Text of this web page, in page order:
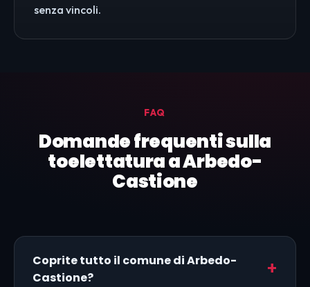
senza vincoli.
FAQ
Domande frequenti sulla
toelettatura a Arbedo-
Castione
Coprite tutto il comune di Arbedo-
Castione?